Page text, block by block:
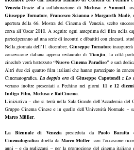
Venezia.Grazie alla collaborazione diMedusa e Summit,
Giuseppe Tornatore,Francesco Sciannae Margareth Madè,
apertura della 66. Mostra del Cinema di Venezia, scelto
corsa all’Oscar 2010. A seguire ogni anteprima del film nella
parteciperanno ad una serie di incontri e dibattiti con cineasti,
Nella giornata dell’11 dicembre, Giuseppe Tornatore
concessione italiana appena restaurato di Tianjin, la città
cineclub verrà battezzato “Nuovo Cinema Paradiso” e sarà
Altri due dei quattro film italiani che hanno partecipato in
Cinematografica, La doppia oradiGiuseppe Capotondie Lo
verrano inoltre presentati a Pechino nei giorni 11 e 12
Indigo Film, Medusa e RaiCinema.
L’iniziativa – che si terrà nella Sala Grande dell’Accademia
Gruppo Cinema Cinese e in quello dell’Università Normale –
Marco Müller.
La Biennaledi Veneziapresieduta da Paolo Baratta
Cinematografica diretta da Marco Müllercon l’occasione
anni – e da realizzarsi – per la promozione del cinema